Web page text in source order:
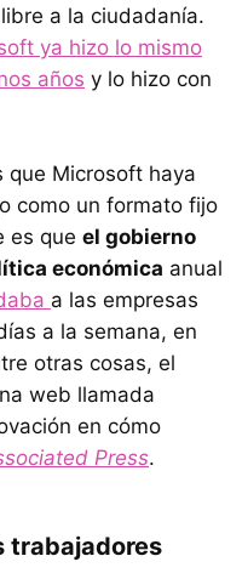
a la ciudadanía.
ya hizo lo mismo
años y lo hizo con
que Microsoft haya
como un formato fijo
es que el gobierno
económica anual
a las empresas
a la semana, en
otras cosas, el
web llamada
en cómo
Press.
trabajadores